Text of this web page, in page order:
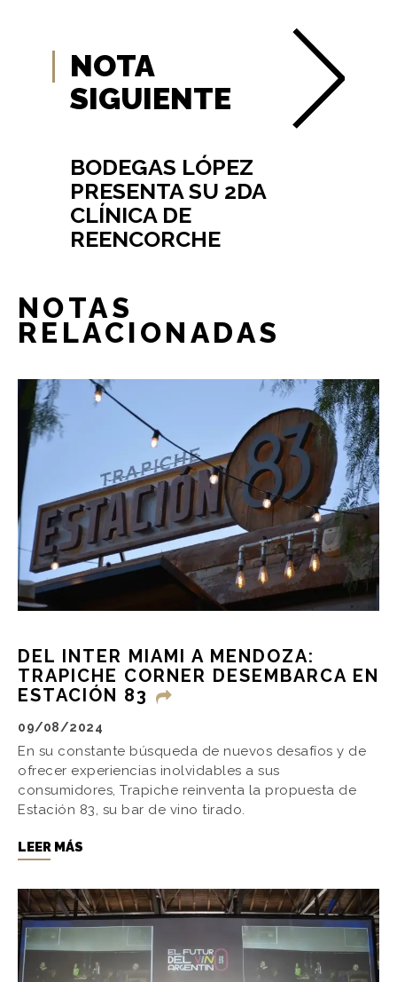
NOTA
SIGUIENTE
BODEGAS LÓPEZ
PRESENTA SU 2DA
CLÍNICA DE
REENCORCHE
NOTAS
RELACIONADAS
DEL INTER MIAMI A MENDOZA:
TRAPICHE CORNER DESEMBARCA EN
ESTACIÓN 83
09/08/2024
En su constante búsqueda de nuevos desafíos y de
ofrecer experiencias inolvidables a sus
consumidores, Trapiche reinventa la propuesta de
Estación 83, su bar de vino tirado.
LEER MÁS